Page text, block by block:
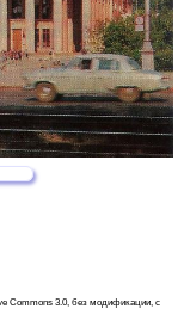
Commons 3.0, без модификации, с